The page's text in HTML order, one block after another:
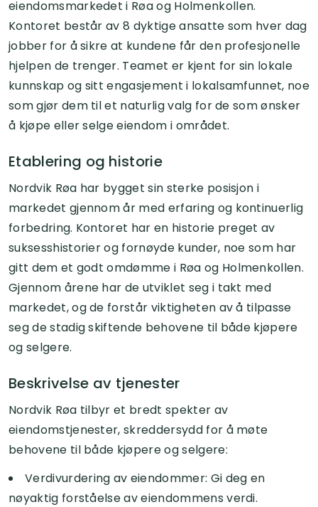
eiendomsmarkedet i Røa og Holmenkollen.
Kontoret består av 8 dyktige ansatte som hver dag
jobber for å sikre at kundene får den profesjonelle
hjelpen de trenger. Teamet er kjent for sin lokale
kunnskap og sitt engasjement i lokalsamfunnet, noe
som gjør dem til et naturlig valg for de som ønsker
å kjøpe eller selge eiendom i området.
Etablering og historie
Nordvik Røa har bygget sin sterke posisjon i
markedet gjennom år med erfaring og kontinuerlig
forbedring. Kontoret har en historie preget av
suksesshistorier og fornøyde kunder, noe som har
gitt dem et godt omdømme i Røa og Holmenkollen.
Gjennom årene har de utviklet seg i takt med
markedet, og de forstår viktigheten av å tilpasse
seg de stadig skiftende behovene til både kjøpere
og selgere.
Beskrivelse av tjenester
Nordvik Røa tilbyr et bredt spekter av
eiendomstjenester, skreddersydd for å møte
behovene til både kjøpere og selgere:
Verdivurdering av eiendommer: Gi deg en
nøyaktig forståelse av eiendommens verdi.